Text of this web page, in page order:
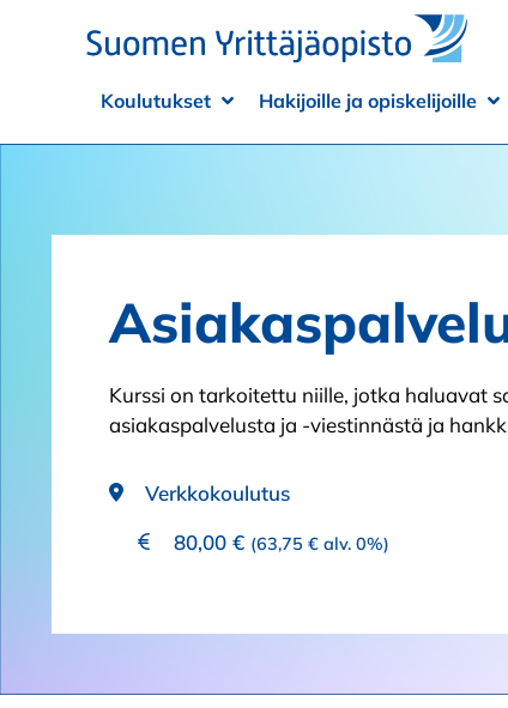
Koulutukset
Avaa alivalikko
Sulje alivalikko
Hakijoille ja opiskelijoille
Kurssi on tarkoitettu niille, jotka haluavat
asiakaspalvelusta ja -viestinnästä ja
Verkkokoulutus
80,00€ (63,75€ alv. 0%)